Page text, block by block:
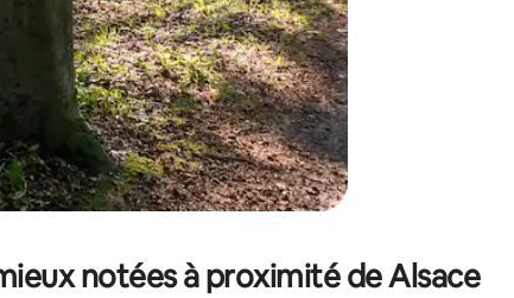
notées à proximité de Alsace